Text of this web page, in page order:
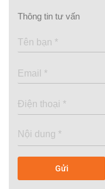
Thông tin tư vấn